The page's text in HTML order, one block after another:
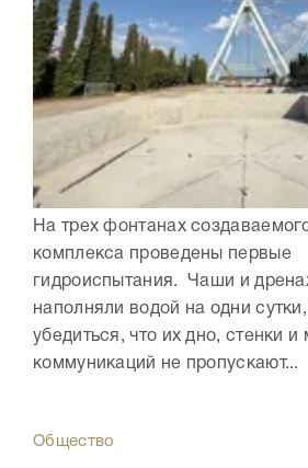
На трех фонтанах
комплекса проведены первые
гидроиспытания. Чаши и
наполняли водой на одни сутки,
убедиться, что их дно, стенки и
коммуникаций не пропускают...
Общество